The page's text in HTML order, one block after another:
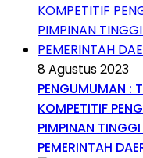
8 Agustus 2023
PENGUMUMAN :
KOMPETITIF
PIMPINAN
PEMERINTAH